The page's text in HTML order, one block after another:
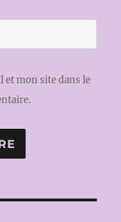
mon site dans le